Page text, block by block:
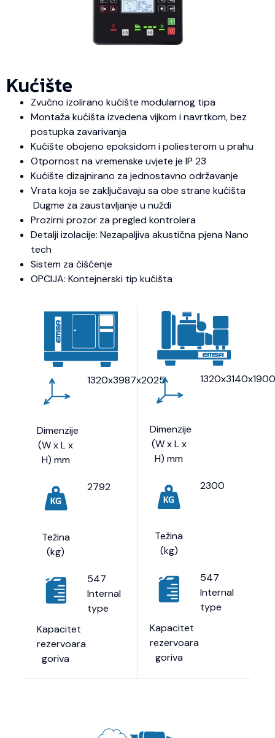
Kućište
Zvučno izolirano kućište modularnog tipa
Montaža kućišta izvedena vijkom i navrtkom, bez
postupka zavarivanja
Kućište obojeno epoksidom i poliesterom u prahu
Otpornost na vremenske uvjete je IP 23
Kućište dizajnirano za jednostavno održavanje
Vrata koja se zaključavaju sa obe strane kućišta
Dugme za zaustavljanje u nuždi
Prozirni prozor za pregled kontrolera
Detalji izolacije: Nezapaljiva akustična pjena Nano
tech
Sistem za čišćenje
OPCIJA: Kontejnerski tip kućišta
Dimenzije
(W x L x
H) mm
1320x3987x2025
Težina
(kg)
2792
Kapacitet
rezervoara
goriva
547
Internal
type
Dimenzije
(W x L x
H) mm
Težina
(kg)
2300
Kapacitet
rezervoara
goriva
547
Internal
type